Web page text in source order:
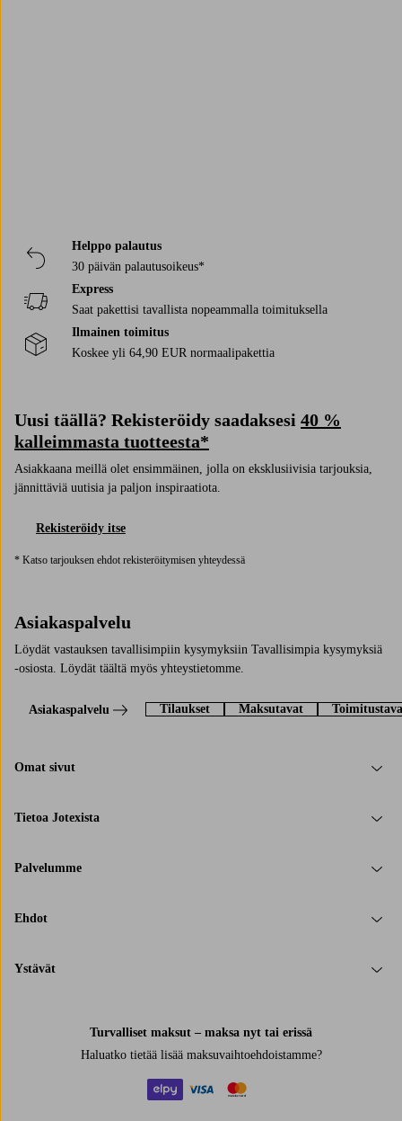
Helppo palautus
30 päivän palautusoikeus*
Express
Saat pakettisi tavallista nopeammalla toimituksella
Ilmainen toimitus
Koskee yli 64,90 EUR normaalipakettia
Uusi täällä? Rekisteröidy saadaksesi 40 %
kalleimmasta tuotteesta*
Asiakkaana meillä olet ensimmäinen, jolla on eksklusiivisia tarjouksia,
jännittäviä uutisia ja paljon inspiraatiota.
Rekisteröidy itse
* Katso tarjouksen ehdot rekisteröitymisen yhteydessä
Asiakaspalvelu
Löydät vastauksen tavallisimpiin kysymyksiin Tavallisimpia kysymyksiä
-osiosta. Löydät täältä myös yhteystietomme.
Asiakaspalvelu Tilaukset Maksutavat
Omat sivut
Tietoa Jotexista
Palvelumme
Ehdot
Ystävät
Turvalliset maksut – maksa nyt tai erissä
Haluatko tietää lisää maksuvaihtoehdoistamme?